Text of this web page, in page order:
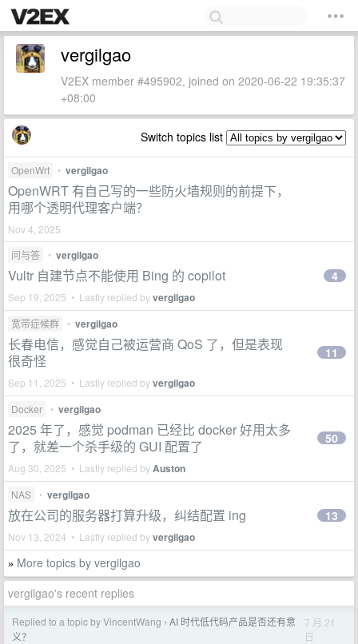
vergilgao
V2EX member #495902, joined on 2020-06-22 19:35:37
+08:00
Switch topics list
OpenWrt • vergilgao
OpenWRT 有自己写的一些防火墙规则的前提下，
用哪个透明代理客户端？
Nov 4, 2025
问与答
• vergilgao
Vultr 自建节点不能使用 Bing 的 copilot
Sep 19, 2025 • Lastly replied byvergilgao
4
宽带症候群 • vergilgao
长春电信，感觉自己被运营商 QoS 了，但是表现
很奇怪
Sep 11, 2025 • Lastly replied byvergilgao
11
Docker • vergilgao
2025 年了，感觉 podman 已经比 docker 好用太多
了，就差一个杀手级的 GUI 配置了
Aug 30, 2025 • Lastly replied byAuston
50
NAS • vergilgao
放在公司的服务器打算升级，纠结配置 ing
Nov 13, 2024 • Lastly replied byvergilgao
13
» More topics by vergilgao
vergilgao's recent replies
Replied to a topic by VincentWang › AI 时代低代码产品是否还有意
义？
7 月 21
日